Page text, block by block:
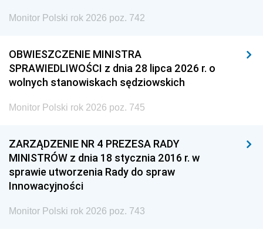
Monitor Polski rok 2026 poz. 742
OBWIESZCZENIE MINISTRA
SPRAWIEDLIWOŚCI z dnia 28 lipca 2026 r. o
wolnych stanowiskach sędziowskich
Monitor Polski rok 2026 poz. 745
ZARZĄDZENIE NR 4 PREZESA RADY
MINISTRÓW z dnia 18 stycznia 2016 r. w
sprawie utworzenia Rady do spraw
Innowacyjności
Monitor Polski rok 2026 poz. 743